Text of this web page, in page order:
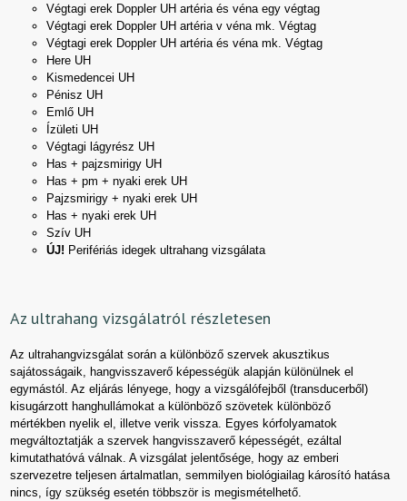
Végtagi erek Doppler UH artéria és véna egy végtag
Végtagi erek Doppler UH artéria v véna mk. Végtag
Végtagi erek Doppler UH artéria és véna mk. Végtag
Here UH
Kismedencei UH
Pénisz UH
Emlő UH
Ízületi UH
Végtagi lágyrész UH
Has + pajzsmirigy UH
Has + pm + nyaki erek UH
Pajzsmirigy + nyaki erek UH
Has + nyaki erek UH
Szív UH
ÚJ! Perifériás idegek ultrahang vizsgálata
Az ultrahang vizsgálatról részletesen
Az ultrahangvizsgálat során a különböző szervek akusztikus
sajátosságaik, hangvisszaverő képességük alapján különülnek el
egymástól. Az eljárás lényege, hogy a vizsgálófejből (transducerből)
kisugárzott hanghullámokat a különböző szövetek különböző
mértékben nyelik el, illetve verik vissza. Egyes kórfolyamatok
megváltoztatják a szervek hangvisszaverő képességét, ezáltal
kimutathatóvá válnak. A vizsgálat jelentősége, hogy az emberi
szervezetre teljesen ártalmatlan, semmilyen biológiailag károsító hatása
nincs, így szükség esetén többször is megismételhető.